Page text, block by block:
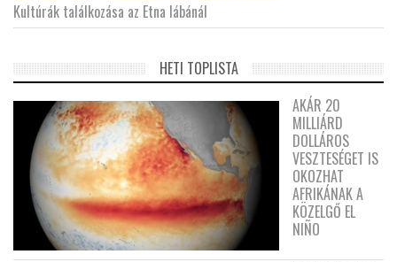
Kultúrák találkozása az Etna lábánál
HETI TOPLISTA
AKÁR 20
MILLIÁRD
DOLLÁROS
VESZTESÉGET IS
OKOZHAT
AFRIKÁNAK A
KÖZELGŐ EL
NIÑO